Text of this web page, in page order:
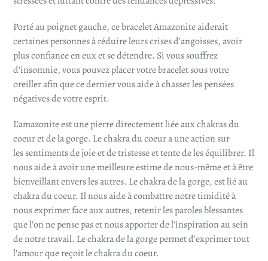
Porté au poignet gauche, ce bracelet Amazonite aiderait
certaines personnes à réduire leurs crises d'angoisses, avoir
plus confiance en eux et se détendre. Si vous souffrez
d'insomnie, vous pouvez placer votre bracelet sous votre
oreiller afin que ce dernier vous aide à chasser les pensées
négatives de votre esprit.
L'amazonite est une pierre directement liée aux chakras du
coeur et de la gorge. Le chakra du coeur a une action sur
les sentiments de joie et de tristesse et tente de les équilibrer. Il
nous aide à avoir une meilleure estime de nous-même et à être
bienveillant envers les autres. Le chakra de la gorge, est lié au
chakra du coeur. Il nous aide à combattre notre timidité à
nous exprimer face aux autres, retenir les paroles blessantes
que l'on ne pense pas et nous apporter de l'inspiration au sein
de notre travail. Le chakra de la gorge permet d'exprimer tout
l'amour que reçoit le chakra du coeur.